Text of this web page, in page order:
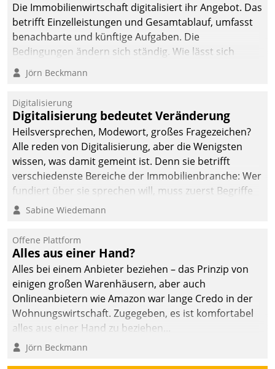
Die Immobilienwirtschaft digitalisiert ihr Angebot. Das
betrifft Einzelleistungen und Gesamtablauf, umfasst
benachbarte und künftige Aufgaben. Die
Bedingungen ändern sich ständig. Wie lässt sich
technisch die Kontrolle wahren und zugleich Freiraum
fürs Wachsen öffnen?
Jörn Beckmann
Digitalisierung
Digitalisierung bedeutet Veränderung
Heilsversprechen, Modewort, großes Fragezeichen?
Alle reden von Digitalisierung, aber die Wenigsten
wissen, was damit gemeint ist. Denn sie betrifft
verschiedenste Bereiche der Immobilienbranche: Wer
fundiert über sie sprechen will, muss zuerst Begriffe
klären. Ein Aspekt ist die betriebliche Optimierung:
Einsparungen durch optimierte und automatisierte
Prozesse. Doch man darf nicht zu viel erwarten: Allein
mit der Einführung einer neuen Software ist es nicht
getan. Die Digitalisierung erfordert von Unternehmen
die Bereitschaft, sich zu überprüfen, zu hinterfragen
und zu verändern.
Sabine Wiedemann
Offene Plattform
Alles aus einer Hand?
Alles bei einem Anbieter beziehen – das Prinzip von
einigen großen Warenhäusern, aber auch
Onlineanbietern wie Amazon war lange Credo in der
Wohnungswirtschaft. Zugegeben, es ist komfortabel
alles aus einer Hand zu beziehen...
Jörn Beckmann